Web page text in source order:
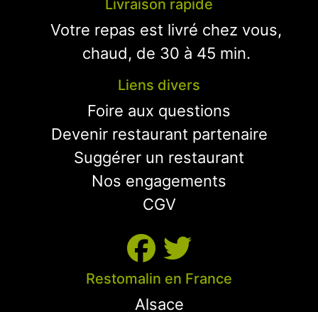
Livraison rapide
Votre repas est livré chez vous,
chaud, de 30 à 45 min.
Liens divers
Foire aux questions
Devenir restaurant partenaire
Suggérer un restaurant
Nos engagements
CGV
Restomalin en France
Alsace